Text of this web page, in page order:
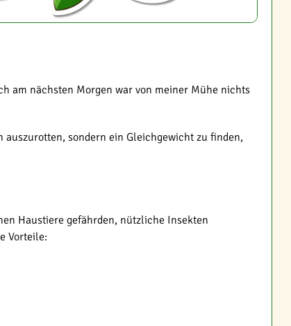
am nächsten Morgen war von meiner Mühe nichts
sondern ein Gleichgewicht zu finden,
Haustiere gefährden, nützliche Insekten
Vorteile: